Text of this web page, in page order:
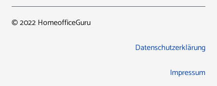
© 2022 HomeofficeGuru
Datenschutzerklärung
Impressum